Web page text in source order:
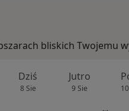
bliskich Twojemu
Dziś
8 Sie
Jutro
9 Sie